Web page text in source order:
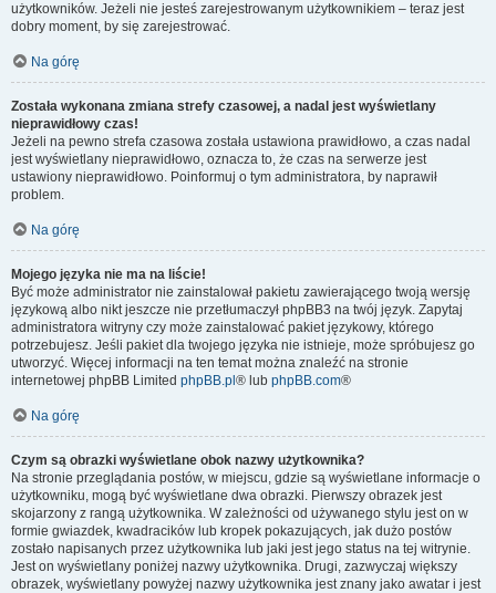
użytkowników. Jeżeli nie jesteś zarejestrowanym użytkownikiem – teraz jest
dobry moment, by się zarejestrować.
Na górę
Została wykonana zmiana strefy czasowej, a nadal jest wyświetlany
nieprawidłowy czas!
Jeżeli na pewno strefa czasowa została ustawiona prawidłowo, a czas nadal
jest wyświetlany nieprawidłowo, oznacza to, że czas na serwerze jest
ustawiony nieprawidłowo. Poinformuj o tym administratora, by naprawił
problem.
Na górę
Mojego języka nie ma na liście!
Być może administrator nie zainstalował pakietu zawierającego twoją wersję
językową albo nikt jeszcze nie przetłumaczył phpBB3 na twój język. Zapytaj
administratora witryny czy może zainstalować pakiet językowy, którego
potrzebujesz. Jeśli pakiet dla twojego języka nie istnieje, może spróbujesz go
utworzyć. Więcej informacji na ten temat można znaleźć na stronie
internetowej phpBB Limited phpBB.pl ® lub phpBB.com®
Na górę
Czym są obrazki wyświetlane obok nazwy użytkownika?
Na stronie przeglądania postów, w miejscu, gdzie są wyświetlane informacje o
użytkowniku, mogą być wyświetlane dwa obrazki. Pierwszy obrazek jest
skojarzony z rangą użytkownika. W zależności od używanego stylu jest on w
formie gwiazdek, kwadracików lub kropek pokazujących, jak dużo postów
zostało napisanych przez użytkownika lub jaki jest jego status na tej witrynie.
Jest on wyświetlany poniżej nazwy użytkownika. Drugi, zazwyczaj większy
obrazek, wyświetlany powyżej nazwy użytkownika jest znany jako awatar i jest